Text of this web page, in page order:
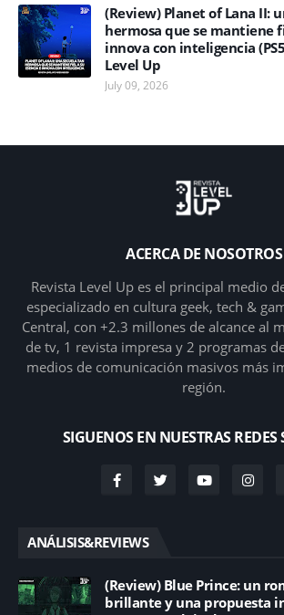
(Review) Planet of Lana II:
hermosa que se mantiene
innova con inteligencia
Level Up
July 09, 2026
ACERCA DE NOSOTROS
Revista Level Up es el principal medio
especializado en cultura geek, tech &
Central, con +2.3 millones de alcance al
de tv, 1 revista impresa y 2 programas
medios de comunicación masivos más
región.
SIGUENOS EN NUESTRAS REDES
ANÁLISIS&REVIEWS
(Review) Blue Prince: un
brillante y una propuesta